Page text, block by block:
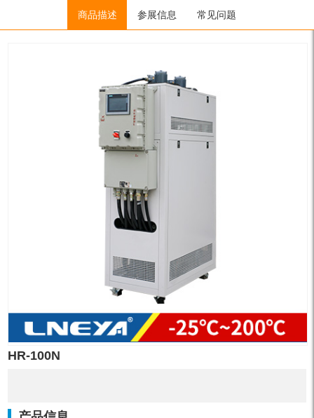
制冷加热控温系统 HR系列/ HR-100N
HR-100N
商品描述 参展信息 常见问题